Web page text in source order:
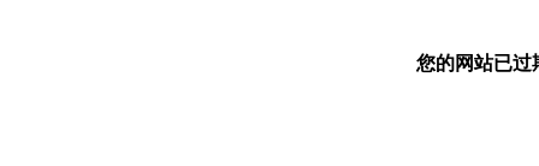
您的网站已过